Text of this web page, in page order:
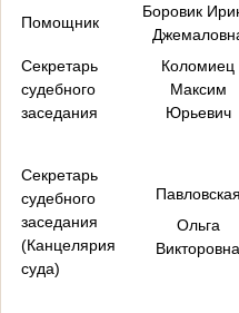
Помощник
Боровик
Секретарь
судебного
заседания
Коломиец
Максим
Юрьевич
Секретарь
судебного
заседания
(Канцелярия
суда)
Павловская
Ольга
Викторовна